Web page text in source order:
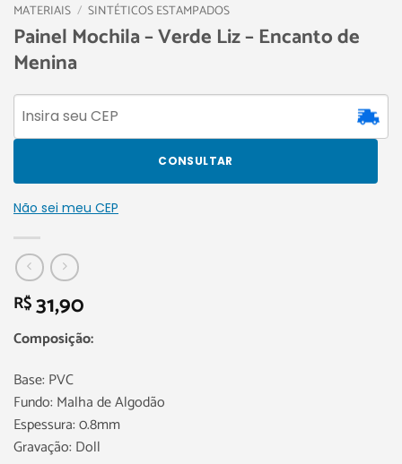
MATERIAIS / SINTÉTICOS ESTAMPADOS
Painel Mochila – Verde Liz – Encanto de
Menina
CONSULTAR
Não sei meu CEP
R$31,90
Composição:
Base: PVC
Fundo: Malha de Algodão
Espessura: 0.8mm
Gravação: Doll